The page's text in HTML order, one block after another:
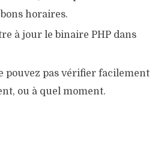
horaires.
à jour le binaire PHP dans
pouvez pas vérifier facilement
ou à quel moment.